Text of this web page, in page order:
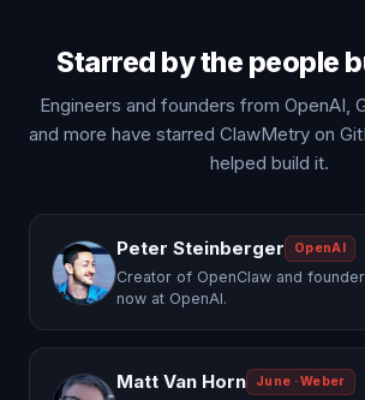
Starred by the people
Engineers and founders from OpenAI,
and more have starred ClawMetry on
helped build it.
Peter Steinberger OpenAI
Creator of OpenClaw and
now at OpenAI.
Matt Van Horn June · Weber